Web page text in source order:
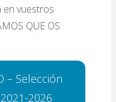
en vuestros
QUE OS
– Selección
2026